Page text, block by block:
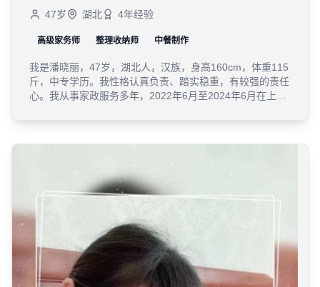
47岁 湖北 4年经验
高级家务师 整理收纳师 中餐制作
我是潘晓丽，47岁，湖北人，汉族，身高160cm，体重115
斤，中专学历。我性格认真负责、踏实稳重，有较强的责任
心。我从事家政服务多年，2022年6月至2024年6月在上海